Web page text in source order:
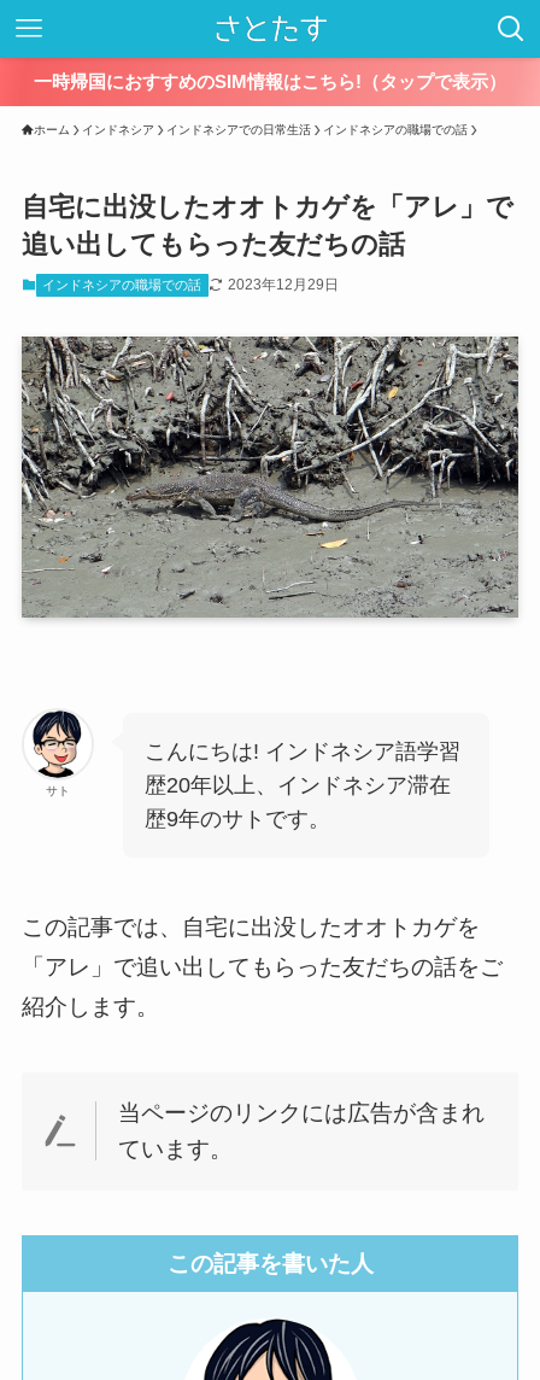
一時帰国におすすめのSIM情報はこちら!（タップで表示）
ホーム インドネシア インドネシアでの日常生活 インドネシアの職場での話
自宅に出没したオオトカゲを「アレ」で
追い出してもらった友だちの話
インドネシアの職場での話 2023年12月29日
サト
こんにちは! インドネシア語学習
歴20年以上、インドネシア滞在
歴9年のサトです。
この記事では、自宅に出没したオオトカゲを
「アレ」で追い出してもらった友だちの話をご
紹介します。
当ページのリンクには広告が含まれ
ています。
この記事を書いた人